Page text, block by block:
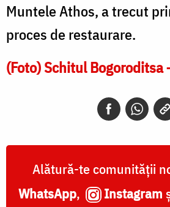
Muntele Athos, a trecut
proces de restaurare.
(Foto) Schitul Bogoroditsa
Alătură-te comunității
WhatsApp, Instagram